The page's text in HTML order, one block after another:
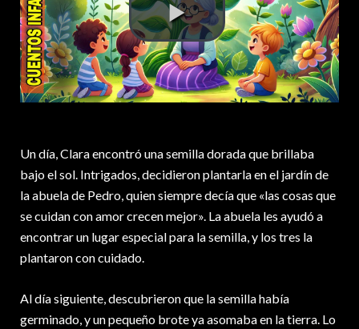
Un día, Clara encontró una semilla dorada que brillaba
bajo el sol. Intrigados, decidieron plantarla en el jardín de
la abuela de Pedro, quien siempre decía que «las cosas que
se cuidan con amor crecen mejor». La abuela les ayudó a
encontrar un lugar especial para la semilla, y los tres la
plantaron con cuidado.
Al día siguiente, descubrieron que la semilla había
germinado, y un pequeño brote ya asomaba en la tierra. Lo